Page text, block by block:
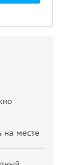
на месте